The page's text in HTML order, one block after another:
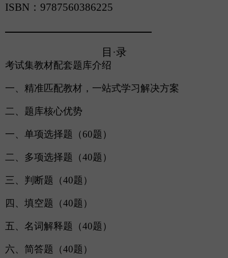
ISBN：9787560386225
目 ·录
考试集教材配套题库介绍
一、精准匹配教材，一站式学习解决方案
二、题库核心优势
一、单项选择题（60题）
二、多项选择题（40题）
三、判断题（40题）
四、填空题（40题）
五、名词解释题（40题）
六、简答题（40题）